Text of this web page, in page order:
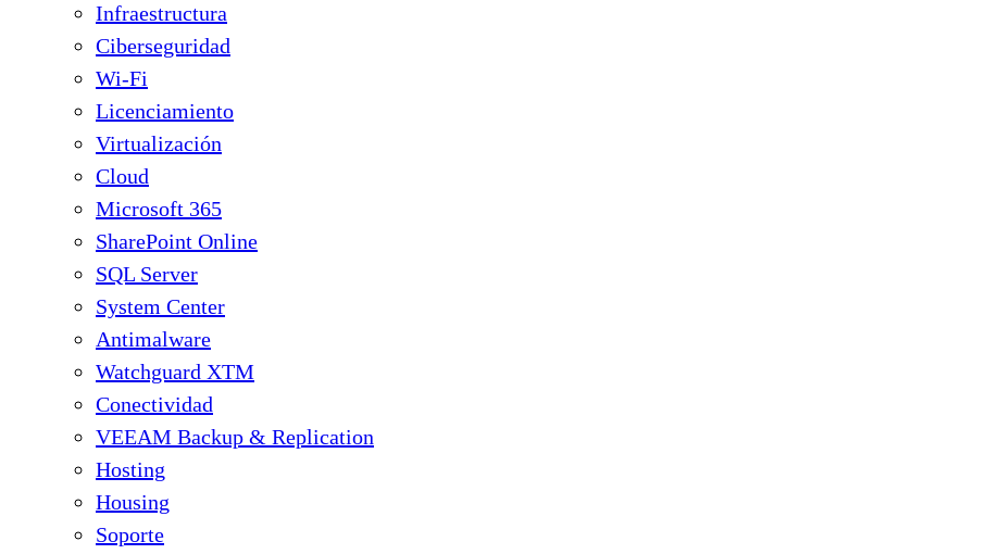
Infraestructura
Ciberseguridad
Wi-Fi
Licenciamiento
Virtualización
Cloud
Microsoft 365
SharePoint Online
SQL Server
System Center
Antimalware
Watchguard XTM
Conectividad
VEEAM Backup & Replication
Hosting
Housing
Soporte